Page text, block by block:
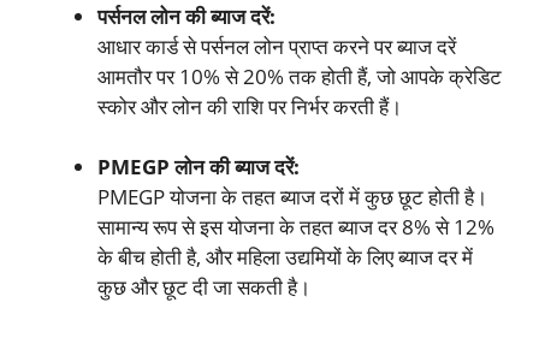
पर्सनल लोन की ब्याज दरें:
आधार कार्ड से पर्सनल लोन प्राप्त करने पर ब्याज दरें
आमतौर पर 10% से 20% तक होती हैं, जो आपके क्रेडिट
स्कोर और लोन की राशि पर निर्भर करती हैं।
PMEGP लोन की ब्याज दरें:
PMEGP योजना के तहत ब्याज दरों में कुछ छूट होती है।
सामान्य रूप से इस योजना के तहत ब्याज दर 8% से 12%
के बीच होती है, और महिला उद्यमियों के लिए ब्याज दर में
कुछ और छूट दी जा सकती है।